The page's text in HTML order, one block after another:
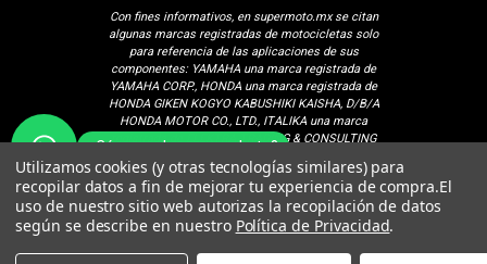
¿Cómo podemos ayudarte?
Con fines informativos, en supermoto.mx se citan
algunas marcas registradas de motocicletas solo
para referencia de las aplicaciones de sus
componentes: YAMAHA una marca registrada de
YAMAHA CORP., HONDA una marca registrada de
HONDA GIKEN KOGYO KABUSHIKI KAISHA, D/B/A
HONDA MOTOR CO., LTD., ITALIKA una marca
registrada de ELEKTRA TRADING & CONSULTING
de SUZUKI MOTOR CORPORATION, VENTO una
marca registrada de Isaac Calderon Birch, KURAZAI
una marca registrada de Grupo Famsa S.A.B. de C.V.,
DINAMO una marca registrada de CONSORCIO
de Veloci Motors S.A. de C.V. BAJAJ una marca
Utilizamos cookies (y otras tecnologías similares) para
recopilar datos a fin de mejorar tu experiencia de compra.El
uso de nuestro sitio web autorizas la recopilación de datos
según se describe en nuestro Política de Privacidad.